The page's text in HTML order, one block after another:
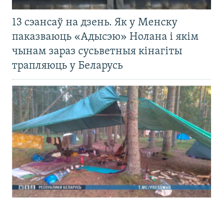
13 сэансаў на дзень. Як у Менску
паказваюць «Адысэю» Нолана і якім
чынам зараз сусьветныя кінагіты
трапляюць у Беларусь